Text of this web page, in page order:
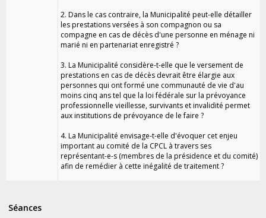
2. Dans le cas contraire, la Municipalité peut-elle détailler
les prestations versées à son compagnon ou sa
compagne en cas de décès d'une personne en ménage ni
marié ni en partenariat enregistré ?
3. La Municipalité considère-t-elle que le versement de
prestations en cas de décès devrait être élargie aux
personnes qui ont formé une communauté de vie d'au
moins cinq ans tel que la loi fédérale sur la prévoyance
professionnelle vieillesse, survivants et invalidité permet
aux institutions de prévoyance de le faire ?
4. La Municipalité envisage-t-elle d'évoquer cet enjeu
important au comité de la CPCL à travers ses
représentant-e-s (membres de la présidence et du comité)
afin de remédier à cette inégalité de traitement ?
Séances